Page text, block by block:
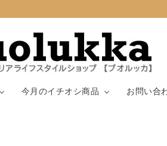
今月のイチオシ商品 お問い合